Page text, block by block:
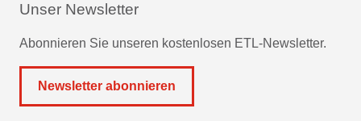
Unser Newsletter
Abonnieren Sie unseren kostenlosen ETL-Newsletter.
Newsletter abonnieren